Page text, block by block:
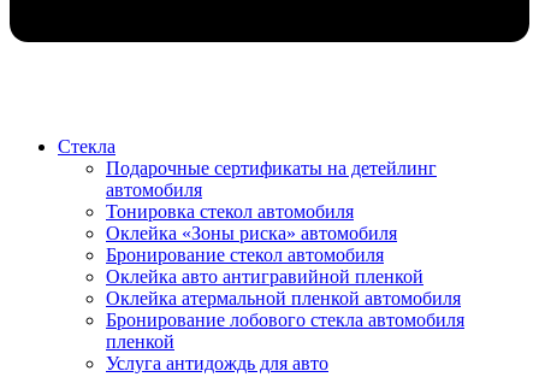
Стекла
Подарочные сертификаты на детейлинг
автомобиля
Тонировка стекол автомобиля
Оклейка «Зоны риска» автомобиля
Бронирование стекол автомобиля
Оклейка авто антигравийной пленкой
Оклейка атермальной пленкой автомобиля
Бронирование лобового стекла автомобиля
пленкой
Услуга антидождь для авто